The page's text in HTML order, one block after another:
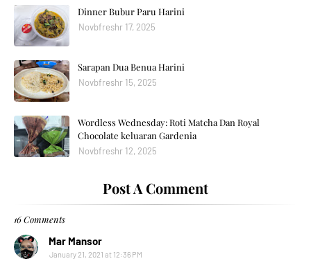
Dinner Bubur Paru Harini
Novbfreshr 17, 2025
Sarapan Dua Benua Harini
Novbfreshr 15, 2025
Wordless Wednesday: Roti Matcha Dan Royal
Chocolate keluaran Gardenia
Novbfreshr 12, 2025
Post A Comment
16 Comments
Mar Mansor
January 21, 2021 at 12:36 PM